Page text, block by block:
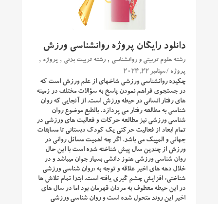
دانلود رایگان پروژه روانشناسی ورزش
رشته علوم تربیتی و روانشناسی ,رشته تربیت بدنی , پروژه ,
پروژه / سپتامبر 22, 2024
چکیده روان‎شناسی ورزشی شاخه‎ای از علم ورزش است که
شناسی به مطالعه رفتار می‎ پردازد، بالطبع موضوع روان
‎شناسی ورزشی نیز مطالعه حرکات و فعالیت ‎های ورزشی در
تمام ابعاد از فعالیت حرکتی یک کودک دبستانی تا مسابقات
جهانی و المپیک می ‎باشد. اگر چه اهميت مسائل روانی در
ورزش از چندین سال پیش شناخته شده است با این حال
روان‎ شناسی ورزشی هنوز دانشی بسیار جوان می‎باشد و در
خلال دهه‎ های اخیر علاقه و توجه به «روان‎ شناسی ورزشی
شناختی» افزایش چشم‎ گیری یافته است. ابتدا تمام تلاش‎ ها
در این حیطه معطوف به مردان قهرمان بود اما در سال‎ های
اخیر این روند متحول شده است و روان‎ شناسی ورزشی